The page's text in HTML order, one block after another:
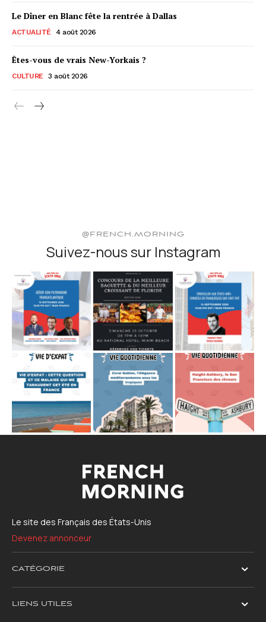
Le Dîner en Blanc fête la rentrée à Dallas
ACTUALITÉ 4 août 2026
Êtes-vous de vrais New-Yorkais ?
CULTURE 3 août 2026
@FRENCH.MORNING
Suivez-nous sur Instagram
Le site des Français des États-Unis
Devenez annonceur
CATÉGORIE
LIENS UTILES